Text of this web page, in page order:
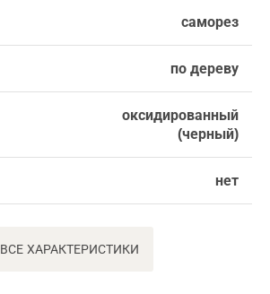
саморез
по дереву
оксидированный
(черный)
нет
ВСЕ ХАРАКТЕРИСТИКИ